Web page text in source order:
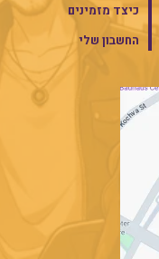
כיצד מזמינים
החשבון שלי